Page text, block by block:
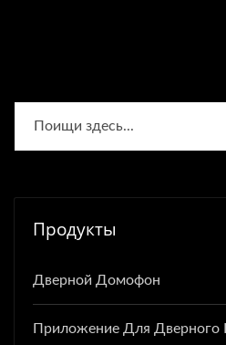
Продукты
Дверной Домофон
Приложение Для Дверного